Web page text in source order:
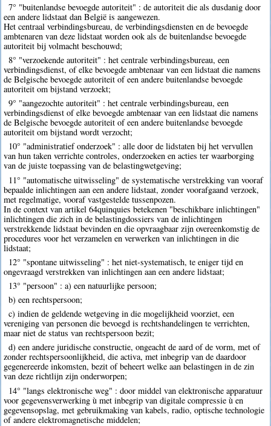
7° "buitenlandse bevoegde autoriteit" : de autoriteit die als dusdanig door
een andere lidstaat dan België is aangewezen.
Het centraal verbindingsbureau, de verbindingsdiensten en de bevoegde
ambtenaren van deze lidstaat worden ook als de buitenlandse bevoegde
autoriteit bij volmacht beschouwd;
8° "verzoekende autoriteit" : het centrale verbindingsbureau, een
verbindingsdienst, of elke bevoegde ambtenaar van een lidstaat die namens
de Belgische bevoegde autoriteit of een andere buitenlandse bevoegde
autoriteit om bijstand verzoekt;
9° "aangezochte autoriteit" : het centrale verbindingsbureau, een
verbindingsdienst of elke bevoegde ambtenaar van een lidstaat die namens
de Belgische bevoegde autoriteit of een andere buitenlandse bevoegde
autoriteit om bijstand wordt verzocht;
10° "administratief onderzoek" : alle door de lidstaten bij het vervullen
van hun taken verrichte controles, onderzoeken en acties ter waarborging
van de juiste toepassing van de belastingwetgeving;
11° "automatische uitwisseling" de systematische verstrekking van vooraf
bepaalde inlichtingen aan een andere lidstaat, zonder voorafgaand verzoek,
met regelmatige, vooraf vastgestelde tussenpozen.
In de context van artikel 64quinquies betekenen "beschikbare inlichtingen"
inlichtingen die zich in de belastingdossiers van de inlichtingen
verstrekkende lidstaat bevinden en die opvraagbaar zijn overeenkomstig de
procedures voor het verzamelen en verwerken van inlichtingen in die
lidstaat;
12° "spontane uitwisseling" : het niet-systematisch, te eniger tijd en
ongevraagd verstrekken van inlichtingen aan een andere lidstaat;
13° "persoon" : a) een natuurlijke persoon;
b) een rechtspersoon;
c) indien de geldende wetgeving in die mogelijkheid voorziet, een
vereniging van personen die bevoegd is rechtshandelingen te verrichten,
maar niet de status van rechtspersoon bezit;
d) een andere juridische constructie, ongeacht de aard of de vorm, met of
zonder rechtspersoonlijkheid, die activa, met inbegrip van de daardoor
gegenereerde inkomsten, bezit of beheert welke aan belastingen in de zin
van deze richtlijn zijn onderworpen;
14° "langs elektronische weg" : door middel van elektronische apparatuur
voor gegevensverwerking ù met inbegrip van digitale compressie ù en
gegevensopslag, met gebruikmaking van kabels, radio, optische technologie
of andere elektromagnetische middelen;